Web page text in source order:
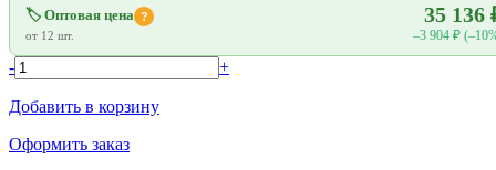
🏷 Оптовая цена ?
от 12 шт.
35 136
–3 904 ₽
- +
Добавить в корзину
Оформить заказ